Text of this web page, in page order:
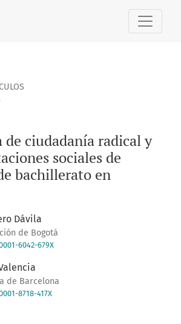
radical y las
de ciudadanía radical y
sociales de
bachillerato en
Dávila
de Bogotá
6042-679X
de Barcelona
8718-417X